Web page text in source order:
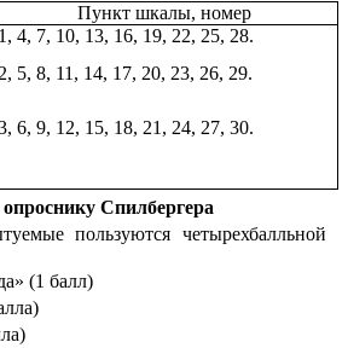
Пункт шкалы, номер
1, 4, 7, 10, 13, 16, 19, 22, 25, 28.
2, 5, 8, 11, 14, 17, 20, 23, 26, 29.
6, 9, 12, 15, 18, 21, 24, 27, 30.
Спилбергера
пользуются четырехбалльной
(1 балл)